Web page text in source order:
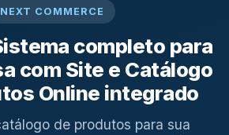
NEXT COMMERCE
completo para
com Site e Catálogo
Online integrado
de produtos para sua